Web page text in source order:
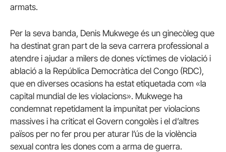
armats.
Per la seva banda, Denis Mukwege és un ginecòleg que
ha destinat gran part de la seva carrera professional a
atendre i ajudar a milers de dones víctimes de violació i
ablació a la República Democràtica del Congo (RDC),
que en diverses ocasions ha estat etiquetada com «la
capital mundial de les violacions». Mukwege ha
condemnat repetidament la impunitat per violacions
massives i ha criticat el Govern congolès i el d’altres
països per no fer prou per aturar l’ús de la violència
sexual contra les dones com a arma de guerra.